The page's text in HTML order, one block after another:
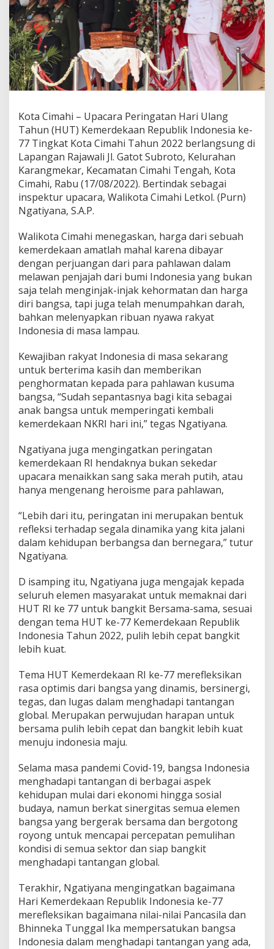
a
n
a
H
U
T
I
k
e
7
7
R
e
l
s
i
i
l
a
i
-
n
i
a
i
P
a
n
c
a
i
l
a
M
e
e
r
s
a
k
a
n
B
a
n
H
a
d
p
i
T
n
a
n
g
a
n
Kota Cimahi – Upacara Peringatan Hari Ulang
Tahun (HUT) Kemerdekaan Republik Indonesia ke-
77 Tingkat Kota Cimahi Tahun 2022 berlangsung di
Lapangan Rajawali Jl. Gatot Subroto, Kelurahan
Karangmekar, Kecamatan Cimahi Tengah, Kota
Cimahi, Rabu (17/08/2022). Bertindak sebagai
inspektur upacara, Walikota Cimahi Letkol. (Purn)
Ngatiyana, S.A.P.
Walikota Cimahi menegaskan, harga dari sebuah
kemerdekaan amatlah mahal karena dibayar
dengan perjuangan dari para pahlawan dalam
melawan penjajah dari bumi Indonesia yang bukan
saja telah menginjak-injak kehormatan dan harga
diri bangsa, tapi juga telah menumpahkan darah,
bahkan melenyapkan ribuan nyawa rakyat
Indonesia di masa lampau.
Kewajiban rakyat Indonesia di masa sekarang
untuk berterima kasih dan memberikan
penghormatan kepada para pahlawan kusuma
bangsa, “Sudah sepantasnya bagi kita sebagai
anak bangsa untuk memperingati kembali
kemerdekaan NKRI hari ini,” tegas Ngatiyana.
Ngatiyana juga mengingatkan peringatan
kemerdekaan RI hendaknya bukan sekedar
upacara menaikkan sang saka merah putih, atau
hanya mengenang heroisme para pahlawan,
“Lebih dari itu, peringatan ini merupakan bentuk
refleksi terhadap segala dinamika yang kita jalani
dalam kehidupan berbangsa dan bernegara,” tutur
Ngatiyana.
D isamping itu, Ngatiyana juga mengajak kepada
seluruh elemen masyarakat untuk memaknai dari
HUT RI ke 77 untuk bangkit Bersama-sama, sesuai
dengan tema HUT ke-77 Kemerdekaan Republik
Indonesia Tahun 2022, pulih lebih cepat bangkit
lebih kuat.
Tema HUT Kemerdekaan RI ke-77 merefleksikan
rasa optimis dari bangsa yang dinamis, bersinergi,
tegas, dan lugas dalam menghadapi tantangan
global. Merupakan perwujudan harapan untuk
bersama pulih lebih cepat dan bangkit lebih kuat
menuju indonesia maju.
Selama masa pandemi Covid-19, bangsa Indonesia
menghadapi tantangan di berbagai aspek
kehidupan mulai dari ekonomi hingga sosial
budaya, namun berkat sinergitas semua elemen
bangsa yang bergerak bersama dan bergotong
royong untuk mencapai percepatan pemulihan
kondisi di semua sektor dan siap bangkit
menghadapi tantangan global.
Terakhir, Ngatiyana mengingatkan bagaimana
Hari Kemerdekaan Republik Indonesia ke-77
merefleksikan bagaimana nilai-nilai Pancasila dan
Bhinneka Tunggal Ika mempersatukan bangsa
Indonesia dalam menghadapi tantangan yang ada,